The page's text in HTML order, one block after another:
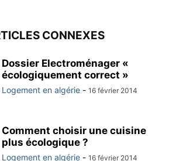
CONNEXES
Dossier Electroménager «
écologiquement correct »
Logement en algérie - 16 février 2014
Comment choisir une cuisine
plus écologique ?
Logement en algérie - 16 février 2014